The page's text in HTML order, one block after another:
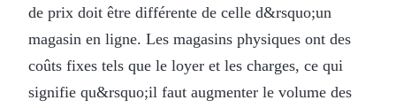
de prix doit être différente de celle d&rsquo;un
magasin en ligne. Les magasins physiques ont des
coûts fixes tels que le loyer et les charges, ce qui
signifie qu&rsquo;il faut augmenter le volume des